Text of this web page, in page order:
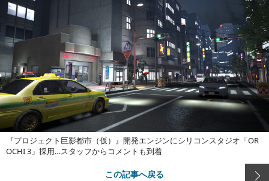
『プロジェクト巨影都市（仮）』開発エンジンにシリコンスタジオ「OR
OCHI 3」採用…スタッフからコメントも到着
この記事へ戻る